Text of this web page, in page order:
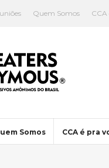
Quem Somos CCA
Somos CCA é pra